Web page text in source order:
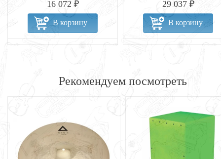
16 072 ₽
В корзину
29 037 ₽
В корзину
Рекомендуем посмотреть